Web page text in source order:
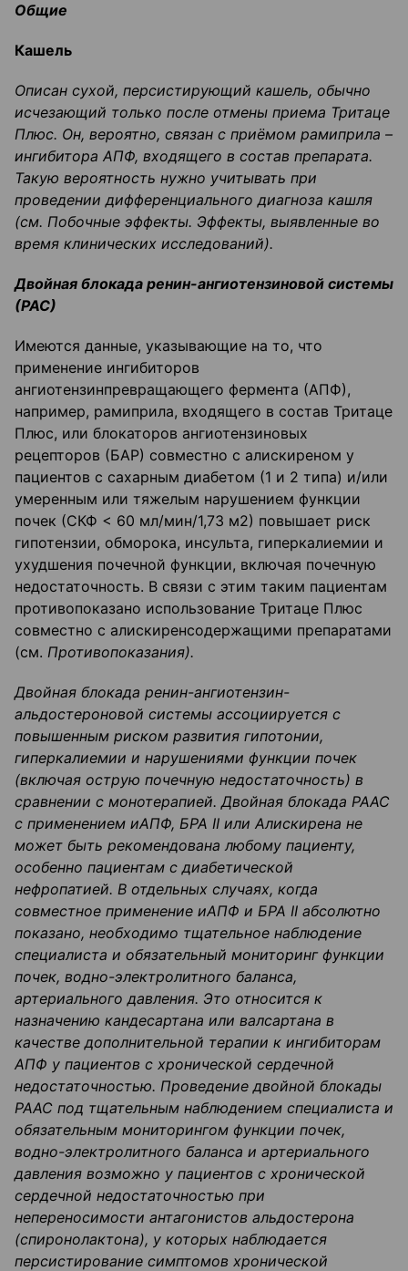
Общие
Кашель
Описан сухой, персистирующий кашель, обычно
исчезающий только после отмены приема Тритаце
Плюс. Он, вероятно, связан с приёмом рамиприла –
ингибитора АПФ, входящего в состав препарата.
Такую вероятность нужно учитывать при
проведении дифференциального диагноза кашля
(см. Побочные эффекты. Эффекты, выявленные во
время клинических исследований).
Двойная блокада ренин-ангиотензиновой системы
(РАС)
Имеются данные, указывающие на то, что
применение ингибиторов
ангиотензинпревращающего фермента (АПФ),
например, рамиприла, входящего в состав Тритаце
Плюс, или блокаторов ангиотензиновых
рецепторов (БАР) совместно с алискиреном у
пациентов с сахарным диабетом (1 и 2 типа) и/или
умеренным или тяжелым нарушением функции
почек (СКФ < 60 мл/мин/1,73 м2) повышает риск
гипотензии, обморока, инсульта, гиперкалиемии и
ухудшения почечной функции, включая почечную
недостаточность. В связи с этим таким пациентам
противопоказано использование Тритаце Плюс
совместно с алискиренсодержащими препаратами
(см. Противопоказания).
Двойная блокада ренин-ангиотензин-
альдостероновой системы ассоциируется с
повышенным риском развития гипотонии,
гиперкалиемии и нарушениями функции почек
(включая острую почечную недостаточность) в
сравнении с монотерапией. Двойная блокада РААС
с применением иАПФ, БРА II или Алискирена не
может быть рекомендована любому пациенту,
особенно пациентам с диабетической
нефропатией. В отдельных случаях, когда
совместное применение иАПФ и БРА II абсолютно
показано, необходимо тщательное наблюдение
специалиста и обязательный мониторинг функции
почек, водно-электролитного баланса,
артериального давления. Это относится к
назначению кандесартана или валсартана в
качестве дополнительной терапии к ингибиторам
АПФ у пациентов с хронической сердечной
недостаточностью. Проведение двойной блокады
РААС под тщательным наблюдением специалиста и
обязательным мониторингом функции почек,
водно-электролитного баланса и артериального
давления возможно у пациентов с хронической
сердечной недостаточностью при
непереносимости антагонистов альдостерона
(спиронолактона), у которых наблюдается
персистирование симптомов хронической